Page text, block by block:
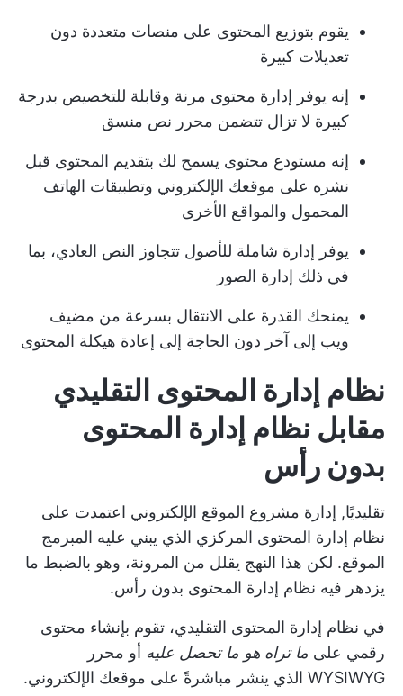
يقوم بتوزيع المحتوى على منصات متعددة دون
تعديلات كبيرة
إنه يوفر إدارة محتوى مرنة وقابلة للتخصيص بدرجة
كبيرة لا تزال تتضمن محرر نص منسق
إنه مستودع محتوى يسمح لك بتقديم المحتوى قبل
نشره على موقعك الإلكتروني وتطبيقات الهاتف
المحمول والمواقع الأخرى
يوفر إدارة شاملة للأصول تتجاوز النص العادي، بما
في ذلك إدارة الصور
يمنحك القدرة على الانتقال بسرعة من مضيف
ويب إلى آخر دون الحاجة إلى إعادة هيكلة المحتوى
نظام إدارة المحتوى التقليدي
مقابل نظام إدارة المحتوى
بدون رأس
تقليديًا, إدارة مشروع الموقع الإلكتروني اعتمدت على
نظام إدارة المحتوى المركزي الذي يبني عليه المبرمج
الموقع. لكن هذا النهج يقلل من المرونة، وهو بالضبط ما
يزدهر فيه نظام إدارة المحتوى بدون رأس.
في نظام إدارة المحتوى التقليدي، تقوم بإنشاء محتوى
رقمي على ما تراه هو ما تحصل عليه أو محرر
WYSIWYG الذي ينشر مباشرةً على موقعك الإلكتروني.